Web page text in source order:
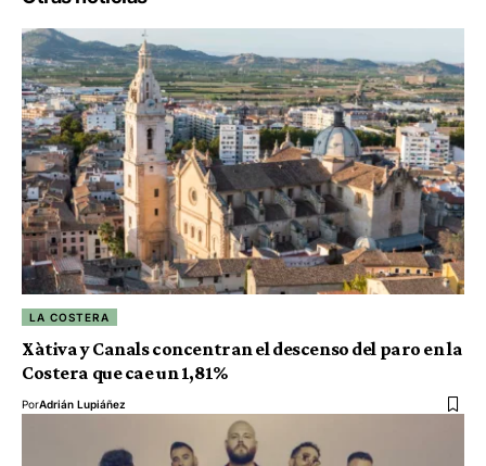
LA COSTERA
Xàtiva y Canals concentran el descenso del paro en la
Costera que cae un 1,81%
PorAdrián Lupiáñez